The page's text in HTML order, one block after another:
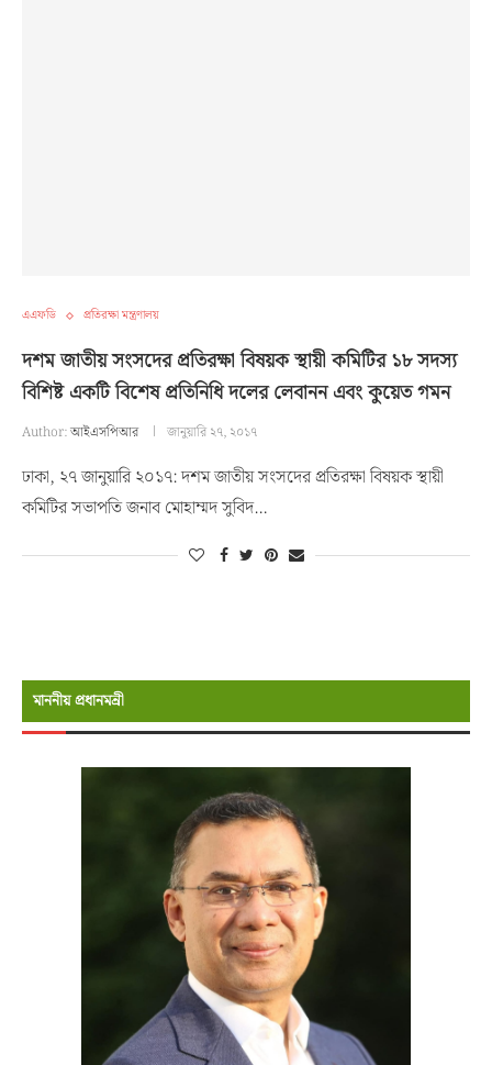
এএফডি প্রতিরক্ষা মন্ত্রণালয়
দশম জাতীয় সংসদের প্রতিরক্ষা বিষয়ক স্থায়ী কমিটির ১৮ সদস্য
বিশিষ্ট একটি বিশেষ প্রতিনিধি দলের লেবানন এবং কুয়েত গমন
Author:আইএসপিআর জানুয়ারি ২৭, ২০১৭
ঢাকা, ২৭ জানুয়ারি ২০১৭: দশম জাতীয় সংসদের প্রতিরক্ষা বিষয়ক স্থায়ী
কমিটির সভাপতি জনাব মোহাম্মদ সুবিদ…
মাননীয় প্রধানমন্রী